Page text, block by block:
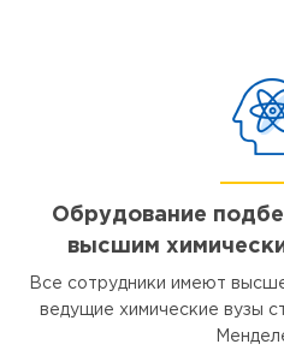
Обрудование
высшим
Все сотрудники имеют
ведущие химические вузы